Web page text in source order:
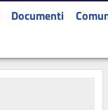
Documenti